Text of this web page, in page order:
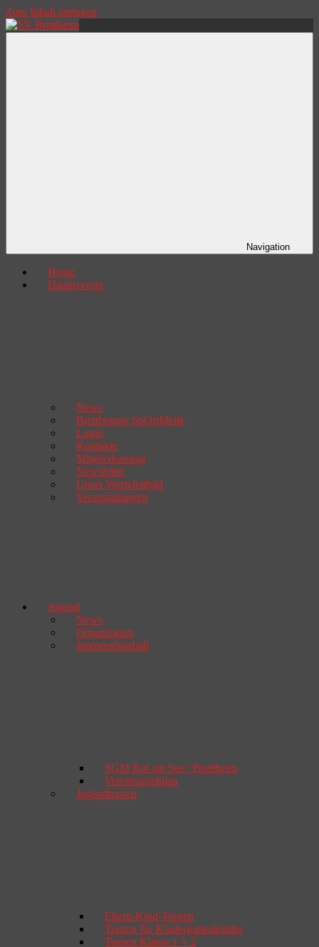
Zum Inhalt springen
Navigation
Home
Hauptverein
News
Brettheimer SpOrtMeile
Login
Kontakte
Mitgliedsantrag
Newsletter
Unser Werteleitbild
Veranstaltungen
Jugend
News
Organisation
Juniorenfussball
SGM Rot am See / Brettheim
Vereinsspielplan
Jugendturnen
Eltern-Kind-Turnen
Turnen für Kindergartenkinder
Turnen Klasse 1 + 2